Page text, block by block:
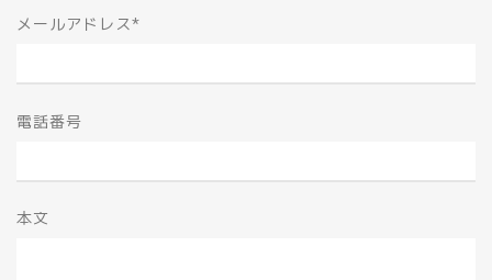
メールアドレス*
電話番号
本文